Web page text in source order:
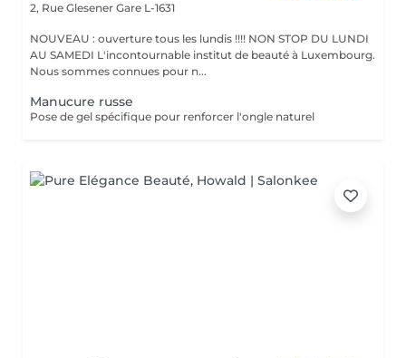
2, Rue Glesener Gare L-1631
NOUVEAU : ouverture tous les lundis !!!! NON STOP DU LUNDI
AU SAMEDI L'incontournable institut de beauté à Luxembourg.
Nous sommes connues pour n...
Manucure russe
Pose de gel spécifique pour renforcer l'ongle naturel